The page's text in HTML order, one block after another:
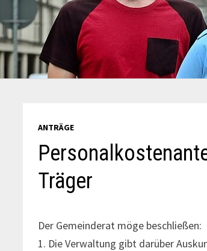
ANTRÄGE
Träger
Der Gemeinderat möge beschließen:
1. Die Verwaltung gibt darüber